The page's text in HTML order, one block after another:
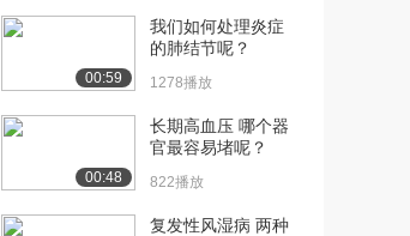
[13] 呼吸系统疾病：第7节
44:49
[14] 呼吸系统疾病：第8节
56:49
[15] 呼吸系统疾病：第9节
39:17
00:59
我们如何处理炎症
的肺结节呢？
1278播放
00:48
长期高血压 哪个器
官最容易堵呢？
822播放
复发性风湿病 两种